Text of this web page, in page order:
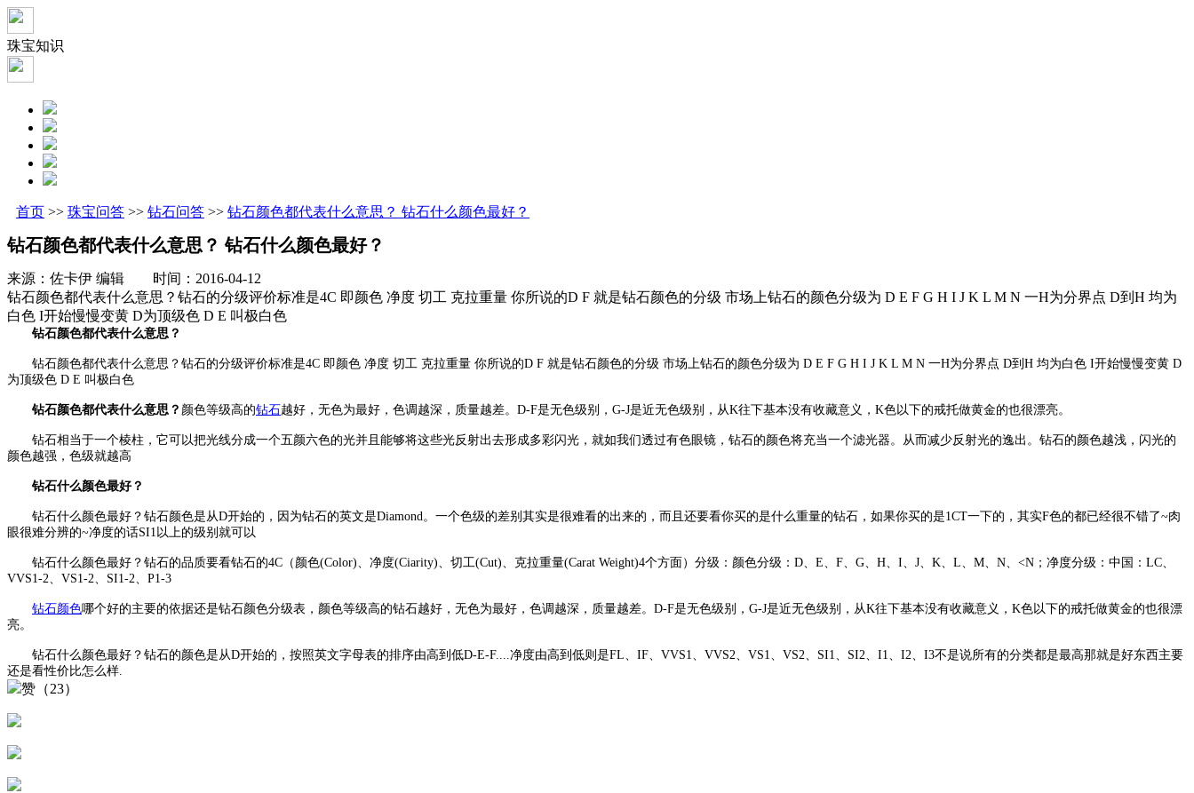
珠宝知识
首页 >> 珠宝问答 >> 钻石问答 >> 钻石颜色都代表什么意思？ 钻石什么颜色最好？
钻石颜色都代表什么意思？ 钻石什么颜色最好？
来源：佐卡伊 编辑 时间：2016-04-12
钻石颜色都代表什么意思？钻石的分级评价标准是4C 即颜色 净度 切工 克拉重量 你所说的D F 就是钻石颜色的分级 市场上钻石的颜色分级为 D E F G H I J K L M N 一H为分界点 D到H 均为
白色 I开始慢慢变黄 D为顶级色 D E 叫极白色
钻石颜色都代表什么意思？
钻石颜色都代表什么意思？钻石的分级评价标准是4C 即颜色 净度 切工 克拉重量 你所说的D F 就是钻石颜色的分级 市场上钻石的颜色分级为 D E F G H I J K L M N 一H为分界点 D到H 均为白色 I开始慢慢变黄 D
为顶级色 D E 叫极白色
钻石颜色都代表什么意思？ 颜色等级高的钻石越好，无色为最好，色调越深，质量越差。D-F是无色级别，G-J是近无色级别，从K往下基本没有收藏意义，K色以下的戒托做黄金的也很漂亮。
钻石相当于一个棱柱，它可以把光线分成一个五颜六色的光并且能够将这些光反射出去形成多彩闪光，就如我们透过有色眼镜，钻石的颜色将充当一个滤光器。从而减少反射光的逸出。钻石的颜色越浅，闪光的
颜色越强，色级就越高
钻石什么颜色最好？
钻石什么颜色最好？钻石颜色是从D开始的，因为钻石的英文是Diamond。一个色级的差别其实是很难看的出来的，而且还要看你买的是什么重量的钻石，如果你买的是1CT一下的，其实F色的都已经很不错了~肉
眼很难分辨的~净度的话SI1以上的级别就可以
钻石什么颜色最好？钻石的品质要看钻石的4C（颜色(Color)、净度(Ciarity)、切工(Cut)、克拉重量(Carat Weight)4个方面）分级：颜色分级：D、E、F、G、H、I、J、K、L、M、N、<N；净度分级：中国：LC、
VVS1-2、VS1-2、SI1-2、P1-3
钻石颜色哪个好的主要的依据还是钻石颜色分级表，颜色等级高的钻石越好，无色为最好，色调越深，质量越差。D-F是无色级别，G-J是近无色级别，从K往下基本没有收藏意义，K色以下的戒托做黄金的也很漂
亮。
钻石什么颜色最好？钻石的颜色是从D开始的，按照英文字母表的排序由高到低D-E-F....净度由高到低则是FL、IF、VVS1、VVS2、VS1、VS2、SI1、SI2、I1、I2、I3不是说所有的分类都是最高那就是好东西主要
还是看性价比怎么样.
赞（23）